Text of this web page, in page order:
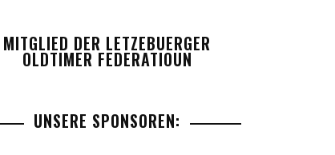
MITGLIED DER LETZEBUERGER
OLDTIMER FEDERATIOUN
UNSERE SPONSOREN: